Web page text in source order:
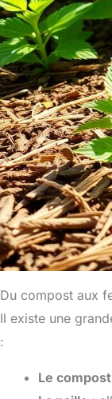
Du compost aux
Il existe une
:
Le